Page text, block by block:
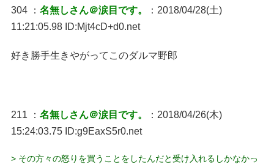
304 ： 名無しさん＠涙目です。
：2018/04/28(土)
11:21:05.98 ID:Mjt4cD+d0.net
好き勝手生きやがってこのダルマ野郎
211 ： 名無しさん＠涙目です。
：2018/04/26(木)
15:24:03.75 ID:g9EaxS5r0.net
> その方々の怒りを買うことをしたんだと受け入れるしかなかっ